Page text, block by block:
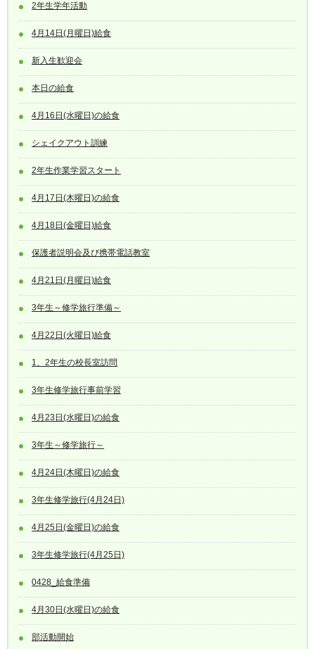
2年生学年活動
4月14日(月曜日)給食
新入生歓迎会
本日の給食
4月16日(水曜日)の給食
シェイクアウト訓練
2年生作業学習スタート
4月17日(木曜日)の給食
4月18日(金曜日)給食
保護者説明会及び携帯電話教室
4月21日(月曜日)給食
3年生～修学旅行準備～
4月22日(火曜日)給食
1、2年生の校長室訪問
3年生修学旅行事前学習
4月23日(水曜日)の給食
3年生～修学旅行～
4月24日(木曜日)の給食
3年生修学旅行(4月24日)
4月25日(金曜日)の給食
3年生修学旅行(4月25日)
0428_給食準備
4月30日(水曜日)の給食
部活動開始